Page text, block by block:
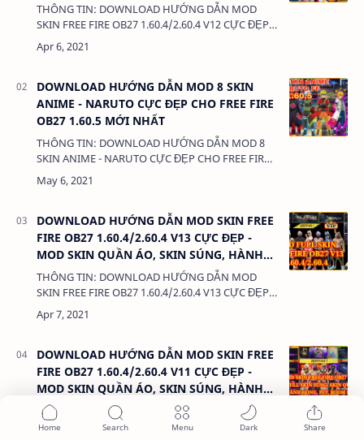
ĐỘNG, KHÔNG LỖI TÌM TRẬN
THÔNG TIN: DOWNLOAD HƯỚNG DẪN MOD
SKIN FREE FIRE OB27 1.60.4/2.60.4 V12 CỰC ĐẸP -
MOD SKIN QUẦN ÁO, SKIN SÚNG, HÀNH ĐỘNG,
KHÔNG LỖI TÌM TRẬN DUNG LƯỢNG: 588MB
DOWNLOAD HƯỚNG DẪN MOD 8 SKIN
ANIME - NARUTO CỰC ĐẸP CHO FREE FIRE
OB27 1.60.5 MỚI NHẤT
THÔNG TIN: DOWNLOAD HƯỚNG DẪN MOD 8
SKIN ANIME - NARUTO CỰC ĐẸP CHO FREE FIRE
OB27 1.60.5 MỚI NHẤT DUNG LƯỢNG: 236MB
LINK: (adsbygoogle = window.adsbygoogle ||
DOWNLOAD HƯỚNG DẪN MOD SKIN FREE
FIRE OB27 1.60.4/2.60.4 V13 CỰC ĐẸP -
MOD SKIN QUẦN ÁO, SKIN SÚNG, HÀNH
ĐỘNG, KHÔNG LỖI TÌM TRẬN
THÔNG TIN: DOWNLOAD HƯỚNG DẪN MOD
SKIN FREE FIRE OB27 1.60.4/2.60.4 V13 CỰC ĐẸP -
MOD SKIN QUẦN ÁO, SKIN SÚNG, HÀNH ĐỘNG,
KHÔNG LỖI TÌM TRẬN DUNG LƯỢNG: 588MB
DOWNLOAD HƯỚNG DẪN MOD SKIN FREE
FIRE OB27 1.60.4/2.60.4 V11 CỰC ĐẸP -
MOD SKIN QUẦN ÁO, SKIN SÚNG, HÀNH
ĐỘNG, KHÔNG LỖI TÌM TRẬN
THÔNG TIN: DOWNLOAD HƯỚNG DẪN MOD
SKIN FREE FIRE OB27 1.60.4/2.60.4 V11 CỰC ĐẸP -